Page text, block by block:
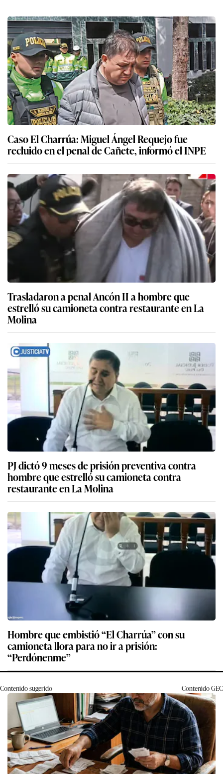
Caso El Charrúa: Miguel Ángel Requejo fue
recluido en el penal de Cañete, informó el INPE
Trasladaron a penal Ancón II a hombre que
estrelló su camioneta contra restaurante en La
Molina
PJ dictó 9 meses de prisión preventiva contra
hombre que estrelló su camioneta contra
restaurante en La Molina
Hombre que embistió “El Charrúa” con su
camioneta llora para no ir a prisión:
“Perdónenme”
Contenido sugerido ContenidoGEC